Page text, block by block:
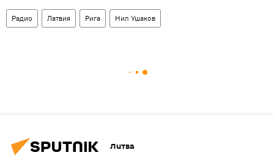
Радио Латвия Рига Нил Ушаков
Литва